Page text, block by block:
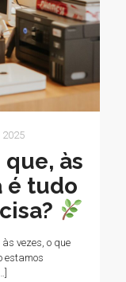
2025
às
é tudo
vezes, o que
estamos